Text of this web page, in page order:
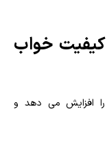
کیفیت خواب
افزایش می دهد و